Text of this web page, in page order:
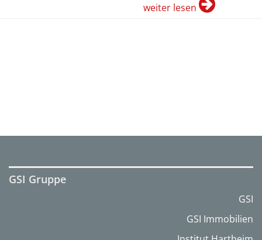
weiter lesen
GSI Gruppe
GSI
GSI Immobilien